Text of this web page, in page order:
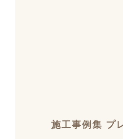
施工事例集 プ